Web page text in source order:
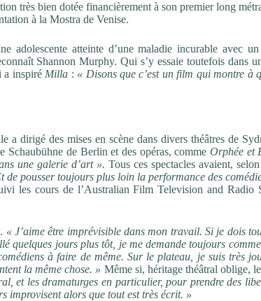
très bien dotée financièrement à son premier long
à la Mostra de Venise.
adolescente atteinte d’une maladie incurable avec un
Shannon Murphy. Qui s’y essaie toutefois dans
a inspiré Milla : « Disons que c’est un film qui montre à
a dirigé des mises en scène dans divers théâtres de
Schaubühne de Berlin et des opéras, commeOrphée et
une galerie d’art ».Tous ces spectacles avaient,
de pousser toujours plus loin la performance des
les cours de l’Australian Film Television and Radio
« J’aime être imprévisible dans mon travail. Si je dois
quelques jours plus tôt, je me demande toujours
à faire de même. Sur le plateau, je suis très
la même chose. » Même si, héritage théâtral oblige,
et les dramaturges en particulier, pour prendre des
improvisent alors que tout est très écrit. »